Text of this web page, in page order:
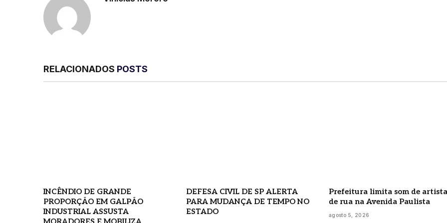
RELACIONADOS POSTS
INCÊNDIO DE GRANDE
PROPORÇÃO EM GALPÃO
INDUSTRIAL ASSUSTA
DEFESA CIVIL DE SP ALERTA
PARA MUDANÇA DE TEMPO NO
ESTADO
Prefeitura limita som de
de rua na Avenida Paulista
agosto 5, 2026